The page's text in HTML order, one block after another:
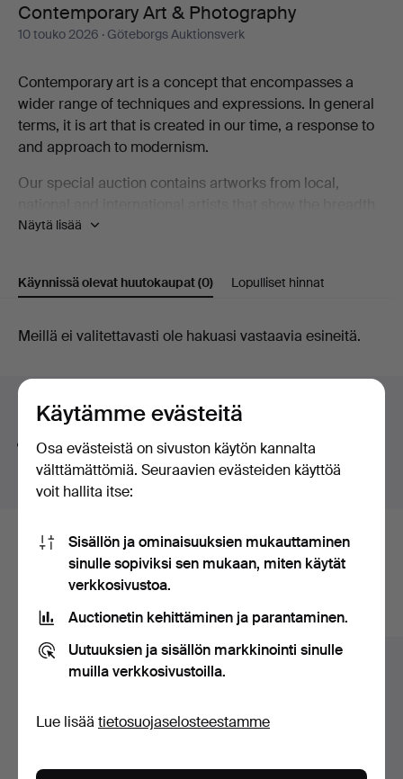
Contemporary Art & Photography
10 touko 2026 · Göteborgs Auktionsverk
Contemporary art is a concept that encompasses a
wider range of techniques and expressions. In general
terms, it is art that is created in our time, a response to
and approach to modernism.
Our special auction contains artworks from local,
that contemporary art represents, including Karin
Labba.
Welcome to take a look at the catalogue and discover
Näytä lisää
Käynnissä olevat huutokaupat(0) Lopulliset hinnat
Käynnissä
olevat
huutokaupat
Meillä ei valitettavasti ole hakuasi vastaavia esineitä.
Hakuvinkkejä
Teemme automaattisesti hakuja sanojen osilla. Jos
haet sanallakorulöydämme myösranne korukellon
Tässä ovat arkistossamme olevat
esineet, jotka vastaavat hakuasi
Näytä kaikki esineet
Käytämme evästeitä
Osa evästeistä on sivuston käytön kannalta
välttämättömiä. Seuraavien evästeiden käyttöä
voit hallita itse:
Sisällön ja ominaisuuksien mukauttaminen
sinulle sopiviksi sen mukaan, miten käytät
verkkosivustoa.
Auctionetin kehittäminen ja parantaminen.
Uutuuksien ja sisällön markkinointi sinulle
muilla verkkosivustoilla.
Lue lisää tietosuojaselosteestamme